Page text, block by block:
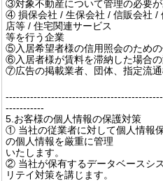
③対象不動産について管理の必要
④ 損保会社 / 生保会社 / 信販会社 /
店等 / 住宅関連サービス
等を行う企業
⑤入居希望者様の信用照会のため
⑥入居者様が賃料を滞納した場合
⑦広告の掲載業者、団体、指定流
-----------
5.お客様の個人情報の保護対策
① 当社の従業者に対して個人情報
の個人情報を厳重に管理
いたします。
② 当社が保有するデータベースシ
リテイ対策を講じます。